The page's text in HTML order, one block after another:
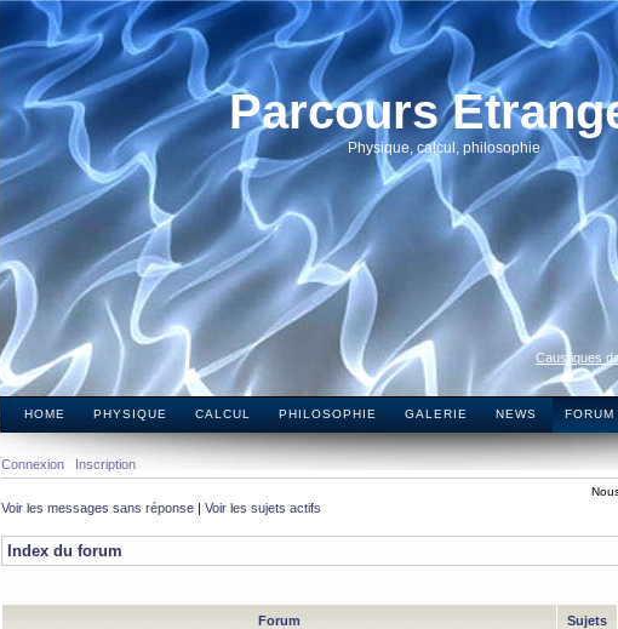
Parcours
Physique, calcul, philosophie
Caustiques
HOME PHYSIQUE CALCUL PHILOSOPHIE GALERIE NEWS FORUM
Connexion Inscription
Voir les messages sans réponse | Voir les sujets actifs
Index du forum
Forum Sujets